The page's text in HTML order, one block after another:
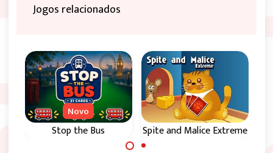
Jogos relacionados
Stop the Bus
Novo
Spite and Malice Extreme